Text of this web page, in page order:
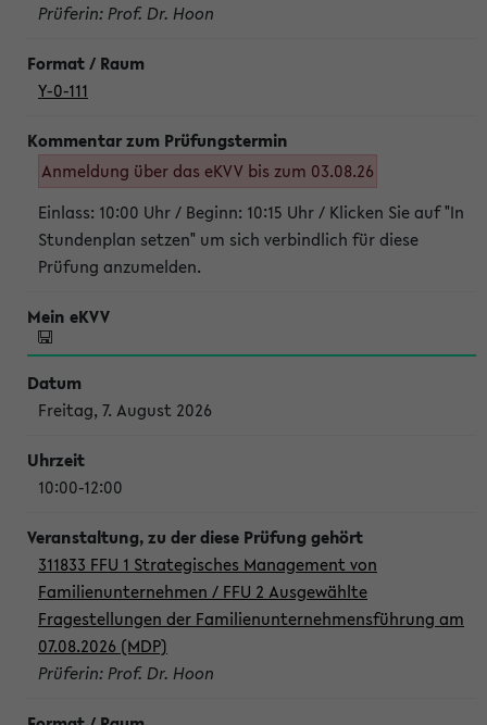
Prüferin: Prof. Dr. Hoon
Y-0-111
Anmeldung über das eKVV bis zum 03.08.26
Einlass: 10:00 Uhr / Beginn: 10:15 Uhr / Klicken Sie auf "In
Stundenplan setzen" um sich verbindlich für diese
Prüfung anzumelden.
Freitag, 7. August 2026
10:00-12:00
311833 FFU 1 Strategisches Management von
Familienunternehmen / FFU 2 Ausgewählte
Fragestellungen der Familienunternehmensführung am
07.08.2026 (MDP)
Prüferin: Prof. Dr. Hoon